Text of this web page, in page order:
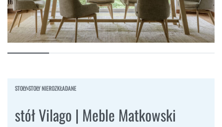
STOŁY›STOŁY NIEROZKŁADANE
stół Vilago | Meble Matkowski